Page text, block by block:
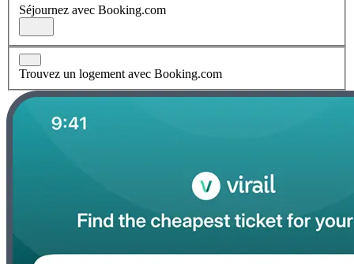
Séjournez avec Booking.com
Trouvez un logement avec Booking.com